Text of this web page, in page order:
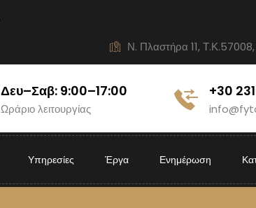
Ν. Πλαστήρα 11,
Δευ–Σαβ: 9:00–17:00
Ωράριο λειτουργίας
+30
Υπηρεσίες Έργα Ενημέρωση